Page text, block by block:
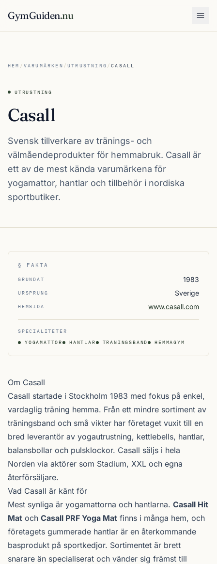
GymGuiden.nu
HEM / VARUMÄRKEN /UTRUSTNING /CASALL
UTRUSTNING
Casall
Svensk tillverkare av tränings- och
välmåendeprodukter för hemmabruk. Casall är
ett av de mest kända varumärkena för
yogamattor, hantlar och tillbehör i nordiska
sportbutiker.
§ FAKTA
GRUNDAT 1983
URSPRUNG Sverige
HEMSIDA www.casall.com
SPECIALITETER
YOGAMATTOR
HANTLAR TRANINGSBAND HEMMAGYM
Om Casall
Casall startade i Stockholm 1983 med fokus på enkel,
vardaglig träning hemma. Från ett mindre sortiment av
träningsband och små vikter har företaget vuxit till en
bred leverantör av yogautrustning, kettlebells, hantlar,
balansbollar och pulsklockor. Casall säljs i hela
Norden via aktörer som Stadium, XXL och egna
återförsäljare.
Vad Casall är känt för
Mest synliga är yogamattorna och hantlarna. Casall Hit
Mat och Casall PRF Yoga Mat finns i många hem, och
företagets gummerade hantlar är en återkommande
basprodukt på sportkedjor. Sortimentet är brett
snarare än specialiserat och vänder sig främst till